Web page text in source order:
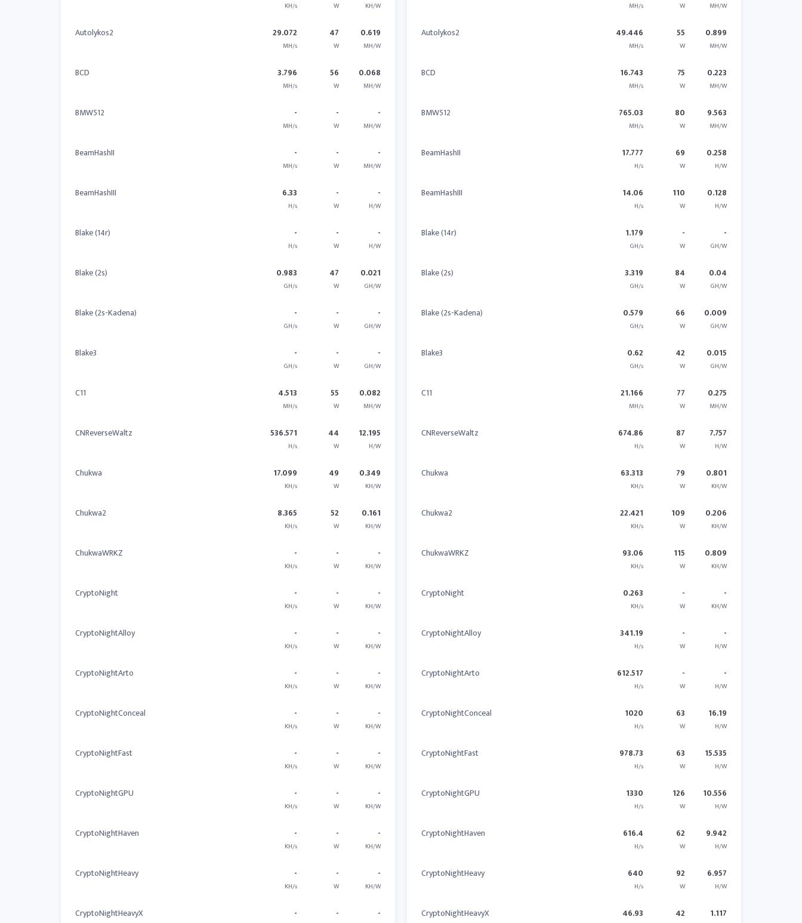
KH/s W KH/W
Autolykos2 29.072
MH/s
47
W
0.619
MH/W
BCD 3.796
MH/s
56
W
0.068
MH/W
BMW512 -
MH/s
-
W
-
MH/W
BeamHashII -
MH/s
-
W
-
MH/W
BeamHashIII 6.33
H/s
-
W
-
H/W
Blake (14r) -
H/s
-
W
-
H/W
Blake (2s) 0.983
GH/s
47
W
0.021
GH/W
Blake (2s-Kadena) -
GH/s
-
W
-
GH/W
Blake3 -
GH/s
-
W
-
GH/W
C11 4.513
MH/s
55
W
0.082
MH/W
CNReverseWaltz 536.571
H/s
44
W
12.195
H/W
Chukwa 17.099
KH/s
49
W
0.349
KH/W
Chukwa2 8.365
KH/s
52
W
0.161
KH/W
ChukwaWRKZ -
KH/s
-
W
-
KH/W
CryptoNight -
KH/s
-
W
-
KH/W
CryptoNightAlloy -
KH/s
-
W
-
KH/W
CryptoNightArto -
KH/s
-
W
-
KH/W
CryptoNightConceal -
KH/s
-
W
-
KH/W
CryptoNightFast -
KH/s
-
W
-
KH/W
CryptoNightGPU -
KH/s
-
W
-
KH/W
CryptoNightHaven -
KH/s
-
W
-
KH/W
CryptoNightHeavy -
KH/s
-
W
-
KH/W
CryptoNightHeavyX - - -
MH/s W MH/W
Autolykos2 49.446
MH/s
55
W
0.899
MH/W
BCD 16.743
MH/s
75
W
0.223
MH/W
BMW512 765.03
MH/s
80
W
9.563
MH/W
BeamHashII 17.777
H/s
69
W
0.258
H/W
BeamHashIII 14.06
H/s
110
W
0.128
H/W
Blake (14r) 1.179
GH/s
-
W
-
GH/W
Blake (2s) 3.319
GH/s
84
W
0.04
GH/W
Blake (2s-Kadena) 0.579
GH/s
66
W
0.009
GH/W
Blake3 0.62
GH/s
42
W
0.015
GH/W
C11 21.166
MH/s
77
W
0.275
MH/W
CNReverseWaltz 674.86
H/s
87
W
7.757
H/W
Chukwa 63.313
KH/s
79
W
0.801
KH/W
Chukwa2 22.421
KH/s
109
W
0.206
KH/W
ChukwaWRKZ 93.06
KH/s
115
W
0.809
KH/W
CryptoNight 0.263
KH/s
-
W
-
KH/W
CryptoNightAlloy 341.19
H/s
-
W
-
H/W
CryptoNightArto 612.517
H/s
-
W
-
H/W
CryptoNightConceal 1020
H/s
63
W
16.19
H/W
CryptoNightFast 978.73
H/s
63
W
15.535
H/W
CryptoNightGPU 1330
H/s
126
W
10.556
H/W
CryptoNightHaven 616.4
H/s
62
W
9.942
H/W
CryptoNightHeavy 640
H/s
92
W
6.957
H/W
CryptoNightHeavyX 46.93 42 1.117